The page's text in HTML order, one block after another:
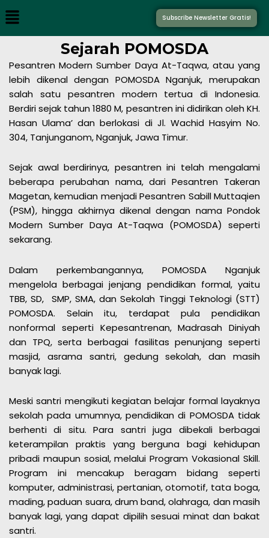
Menu Subscribe Newsletter Gratis!
Sejarah POMOSDA
Pesantren Modern Sumber Daya At-Taqwa, atau yang
lebih dikenal dengan POMOSDA Nganjuk, merupakan
salah satu pesantren modern tertua di Indonesia.
Berdiri sejak tahun 1880 M, pesantren ini didirikan oleh KH.
Hasan Ulama’ dan berlokasi di Jl. Wachid Hasyim No.
304, Tanjunganom, Nganjuk, Jawa Timur.
Sejak awal berdirinya, pesantren ini telah mengalami
beberapa perubahan nama, dari Pesantren Takeran
Magetan, kemudian menjadi Pesantren Sabill Muttaqien
(PSM), hingga akhirnya dikenal dengan nama Pondok
Modern Sumber Daya At-Taqwa (POMOSDA) seperti
sekarang.
Dalam perkembangannya, POMOSDA Nganjuk
mengelola berbagai jenjang pendidikan formal, yaitu
TBB, SD, SMP, SMA, dan Sekolah Tinggi Teknologi (STT)
POMOSDA. Selain itu, terdapat pula pendidikan
nonformal seperti Kepesantrenan, Madrasah Diniyah
dan TPQ, serta berbagai fasilitas penunjang seperti
masjid, asrama santri, gedung sekolah, dan masih
banyak lagi.
Meski santri mengikuti kegiatan belajar formal layaknya
sekolah pada umumnya, pendidikan di POMOSDA tidak
berhenti di situ. Para santri juga dibekali berbagai
keterampilan praktis yang berguna bagi kehidupan
pribadi maupun sosial, melalui Program Vokasional Skill.
Program ini mencakup beragam bidang seperti
komputer, administrasi, pertanian, otomotif, tata boga,
mading, paduan suara, drum band, olahraga, dan masih
banyak lagi, yang dapat dipilih sesuai minat dan bakat
santri.